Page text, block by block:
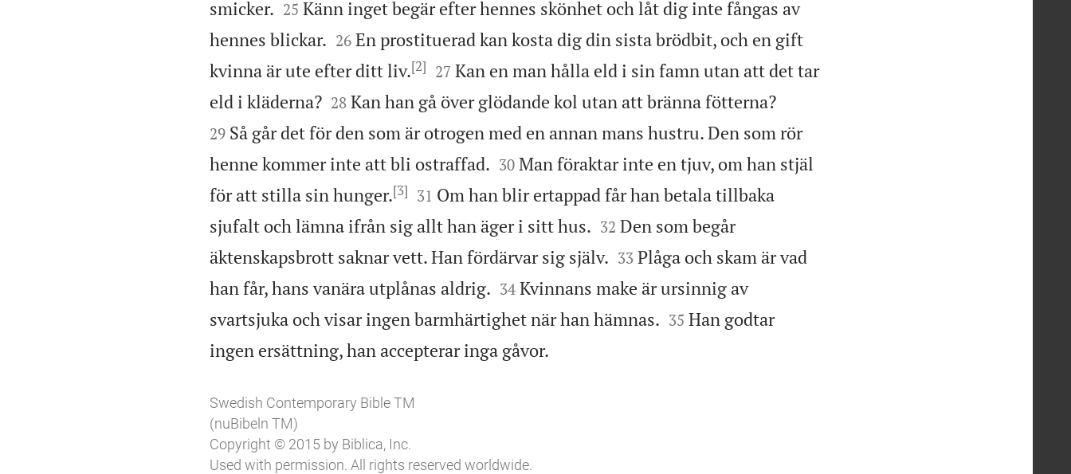
smicker.
25 Känn inget begär efter hennes skönhet och låt dig inte fångas av
hennes blickar.
26 En prostituerad kan kosta dig din sista brödbit, och en gift
kvinna är ute efter ditt liv.[2]
27 Kan en man hålla eld i sin famn utan att det tar
eld i kläderna?
28 Kan han gå över glödande kol utan att bränna fötterna?
29 Så går det för den som är otrogen med en annan mans hustru. Den som rör
henne kommer inte att bli ostraffad.
30 Man föraktar inte en tjuv, om han stjäl
för att stilla sin hunger.[3]
31 Om han blir ertappad får han betala tillbaka
sjufalt och lämna ifrån sig allt han äger i sitt hus.
32 Den som begår
äktenskapsbrott saknar vett. Han fördärvar sig själv.
33 Plåga och skam är vad
han får, hans vanära utplånas aldrig.
34 Kvinnans make är ursinnig av
svartsjuka och visar ingen barmhärtighet när han hämnas.
35 Han godtar
ingen ersättning, han accepterar inga gåvor.
Swedish Contemporary Bible TM
(nuBibeln TM)
Copyright © 2015 by Biblica, Inc.
Used with permission. All rights reserved worldwide.